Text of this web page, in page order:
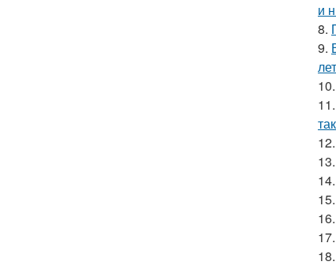
и
8.
9.
10.
11.
12.
13.
14.
15.
16.
17.
18.